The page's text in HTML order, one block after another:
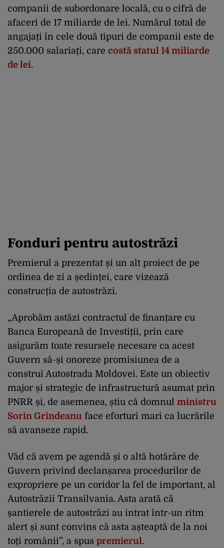
companii de subordonare locală, cu o cifră de
afaceri de 17 miliarde de lei. Numărul total de
angajați în cele două tipuri de companii este de
250.000 salariați, care costă statul 14 miliarde
de lei.
Fonduri pentru autostrăzi
Premierul a prezentat și un alt proiect de pe
ordinea de zi a ședinței, care vizează
construcția de autostrăzi.
„Aprobăm astăzi contractul de finanțare cu
Banca Europeană de Investiții, prin care
asigurăm toate resursele necesare ca acest
Guvern să-și onoreze promisiunea de a
construi Autostrada Moldovei. Este un obiectiv
major și strategic de infrastructură asumat prin
PNRR și, de asemenea, știu că domnul ministru
Sorin Grindeanu face eforturi mari ca lucrările
să avanseze rapid.
Văd că avem pe agendă și o altă hotărâre de
Guvern privind declanșarea procedurilor de
expropriere pe un coridor la fel de important, al
Autostrăzii Transilvania. Asta arată că
șantierele de autostrăzi au intrat într-un ritm
alert și sunt convins că asta așteaptă de la noi
toți românii”, a spus premierul.